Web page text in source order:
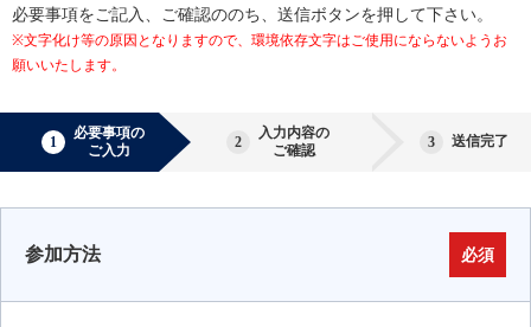
必要事項をご記入、ご確認ののち、送信ボタンを押して下さい。
※文字化け等の原因となりますので、環境依存文字はご使用にならないようお
願いいたします。
必要事項の
ご入力
入力内容の
ご確認
送信完了
参加方法 必須